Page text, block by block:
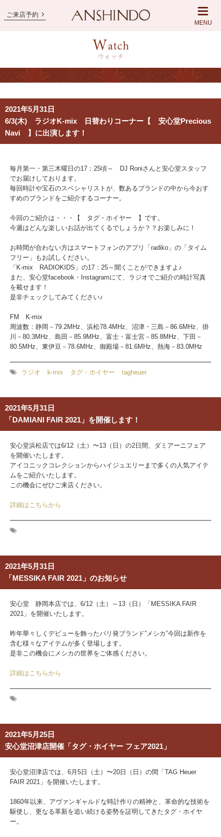
ご来店予約
MENU
2021年5月31日
6/3(木) ラジオK-mix 日替わりコーナー【 安心堂Precious
Navi 】に出演します！
毎月第一・第三木曜日の17：25頃～ DJ Roniさんと安心堂スタッフ
でお届けしております。
毎回時計や宝石のスペシャリストが、数あるブランドの中から今おす
すめのブランドをご紹介するコーナー。
今回のご紹介は・・・【 タグ・ホイヤー 】です。
今週はどんな楽しいお話が出てくるでしょうか？？お楽しみに！
お時間が合わない方はスマートフォンのアプリ「radiko」の「タイム
フリー」もお試しください。
「K-mix RADIOKIDS」の17：25～聞くことができますよ♪
また、安心堂facebook・Instagramにて、ラジオでご紹介の時計写真
を載せます！
是非チェックしてみてください♪
FM K-mix
周波数：静岡－79.2MHz、浜松78.4MHz、沼津・三島－86.6MHz、掛
川－80.3MHz、島田－85.9MHz、富士・富士宮－85.8MHz、下田－
80.5MHz、東伊豆－78.6MHz、御殿場－81.6MHz、熱海－83.0MHz
ラジオ k-mix タグ・ホイヤー tagheuer
2021年5月31日
「DAMIANI FAIR 2021」を開催します！
安心堂浜松店では6/12（土）〜13（日）の2日間、ダミアーニフェア
を開催いたします。
アイコニックコレクションからハイジュエリーまで多くの人気アイテ
ムをご紹介いたします。
この機会にぜひご来店ください。
詳細はこちらから
2021年5月31日
「MESSIKA FAIR 2021」のお知らせ
安心堂 静岡本店では、6/12（土）～13（日）「MESSIKA FAIR
2021」を開催いたします。
昨年華々しくデビューを飾ったパリ発ブランド”メシカ”今回は新作を
含む様々なアイテムが多く登場します。
是非この機会にメシカの世界をご体感ください。
詳細はこちらから
2021年5月25日
安心堂沼津店開催「タグ・ホイヤー フェア2021」
安心堂沼津店では、6月5日（土）〜20日（日）の間「TAG Heuer
FAIR 2021」を開催いたします。
1860年以来、アヴァンギャルドな時計作りの精神と、革命的な技術を
駆使し、更なる革新を追い続ける姿勢を証明してきたタグ・ホイヤ
ー。